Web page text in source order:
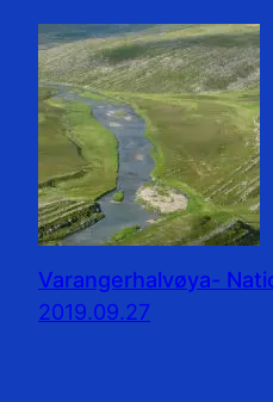
Varangerhalvøya-
2019.09.27